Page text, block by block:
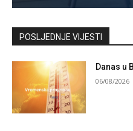
Kontaktirajte nas
POSLJEDNJE VIJESTI
Danas u
06/08/2026